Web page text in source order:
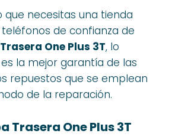
que necesitas una tienda
de confianza de
One Plus 3T, lo
la mejor garantía de las
repuestos que se emplean
de la reparación.
Trasera One Plus 3T